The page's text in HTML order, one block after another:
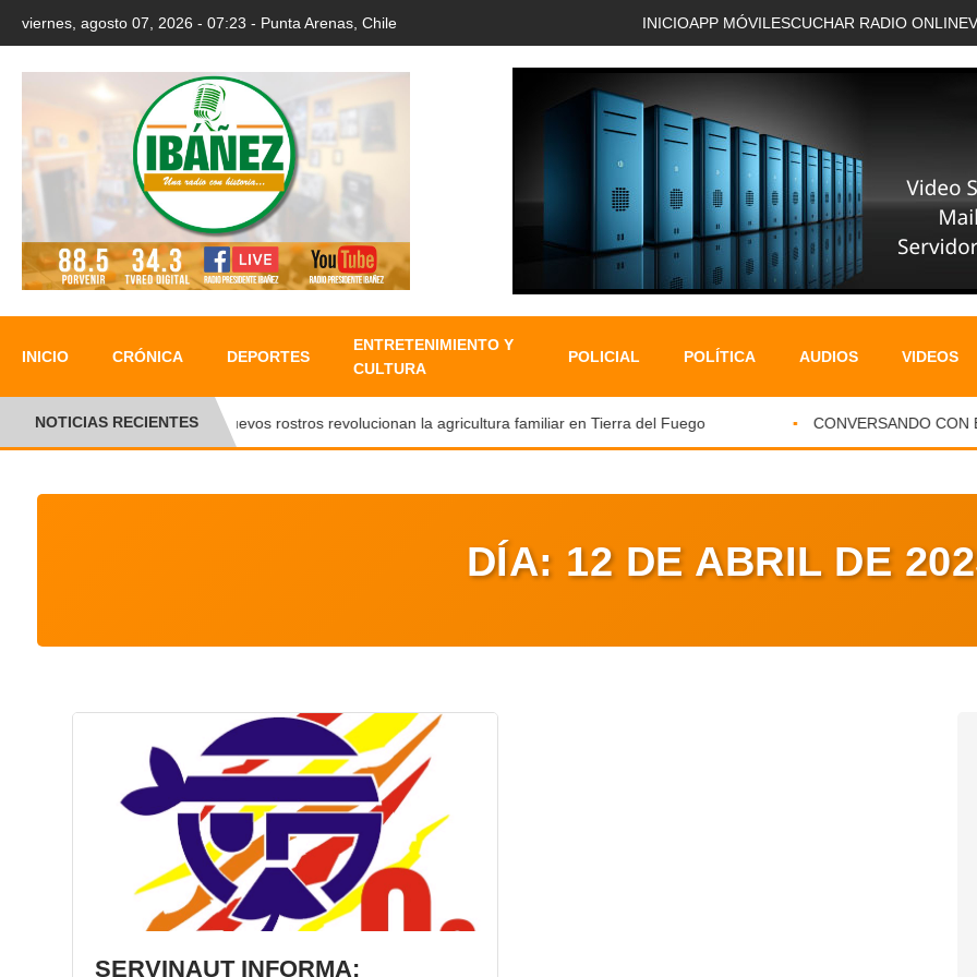
viernes, agosto 07, 2026 - 07:23 - Punta Arenas, Chile INICIOAPP MÓVIL ESCUCHAR RADIO ONLINE
INICIO CRÓNICA DEPORTES
ENTRETENIMIENTO Y
CULTURA
POLICIAL POLÍTICA AUDIOS VIDEOS
NOTICIAS RECIENTESNuevos rostros revolucionan la agricultura familiar en Tierra del Fuego CONVERSANDO CON
DÍA: 12 DE ABRIL DE
SERVINAUT INFORMA: